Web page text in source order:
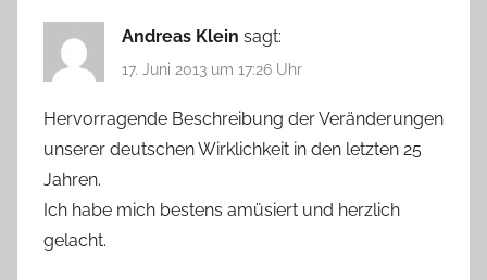
Andreas Klein sagt:
17. Juni 2013 um 17:26 Uhr
Hervorragende Beschreibung der Veränderungen
unserer deutschen Wirklichkeit in den letzten 25
Jahren.
Ich habe mich bestens amüsiert und herzlich
gelacht.